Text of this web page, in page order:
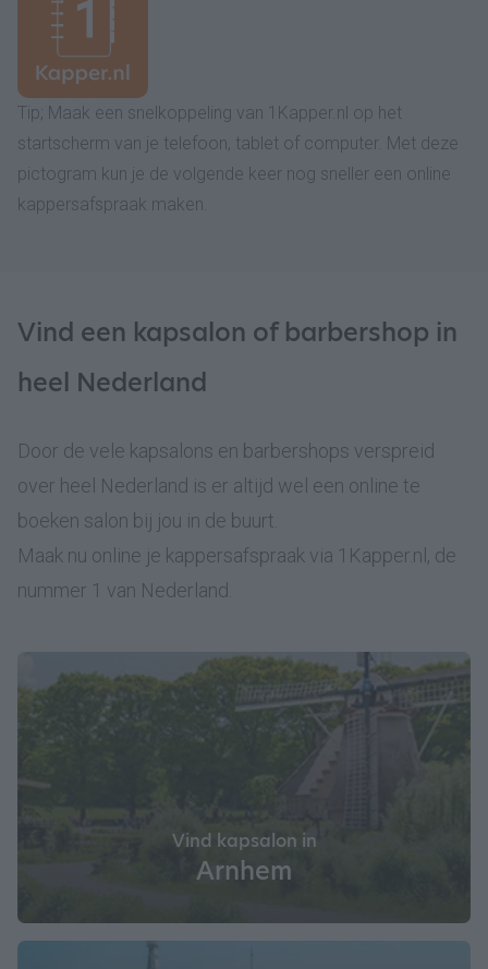
Tip; Maak een snelkoppeling van 1Kapper.nl op het
startscherm van je telefoon, tablet of computer. Met deze
pictogram kun je de volgende keer nog sneller een online
kappersafspraak maken.
Vind een kapsalon of barbershop in
heel Nederland
Door de vele kapsalons en barbershops verspreid
over heel Nederland is er altijd wel een online te
boeken salon bij jou in de buurt.
Maak nu online je kappersafspraak via 1Kapper.nl, de
nummer 1 van Nederland.
Vind kapsalon in
Arnhem